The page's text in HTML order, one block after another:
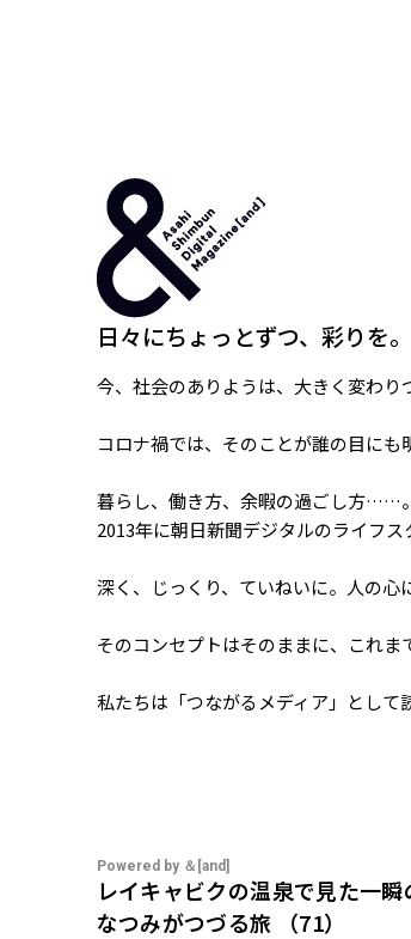
日々にちょっとずつ、彩りを。
今、社会のありようは、大きく変わり
コロナ禍では、そのことが誰の目にも
暮らし、働き方、余暇の過ごし方……。
2013年に朝日新聞デジタルのライフ
深く、じっくり、ていねいに。人の心
そのコンセプトはそのままに、これま
私たちは「つながるメディア」として
Powered by ＆[and]
レイキャビクの温泉で見た一
なつみがつづる旅 （71）